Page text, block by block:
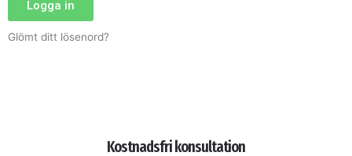
Logga in
Glömt ditt lösenord?
Kostnadsfri konsultation